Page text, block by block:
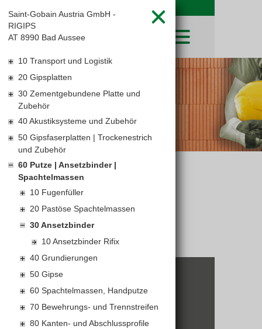
SHOP
LEIBWÄCHTER
MERKLISTE
HOCHBAU
TIEFBAU
TROCKENBAU
FACHMARKT
LEISTUNGSERKLÄRUNGEN
BAUSTOFFKATALOGE
NATURSTEIN
UNTERNEHMEN
FIRMENGESCHICHTE
STANDORTE
DOWNLOADS
LEITBILD
KARRIERE
KARRIERE UND WEITERBILDUNG
OFFENE STELLEN
AKTUELLES
KATALOGE
PREISANPASSUNGEN
AGB'S
EUROSYS TROCKENBAUSYSTEM
Baustoffkataloge
Saint-Gobain Austria GmbH -
RIGIPS
AT 8990 Bad Aussee
10 Transport und Logistik
20 Gipsplatten
30 Zementgebundene Platte und
Zubehör
40 Akustiksysteme und Zubehör
50 Gipsfaserplatten | Trockenestrich
und Zubehör
60 Putze | Ansetzbinder |
Spachtelmassen
10 Fugenfüller
20 Pastöse Spachtelmassen
30 Ansetzbinder
10 Ansetzbinder Rifix
40 Grundierungen
50 Gipse
60 Spachtelmassen, Handputze
70 Bewehrungs- und Trennstreifen
80 Kanten- und Abschlussprofile
ANSETZBINDER
KONTAKT
Alte Poststraße 171
A-8020 Graz